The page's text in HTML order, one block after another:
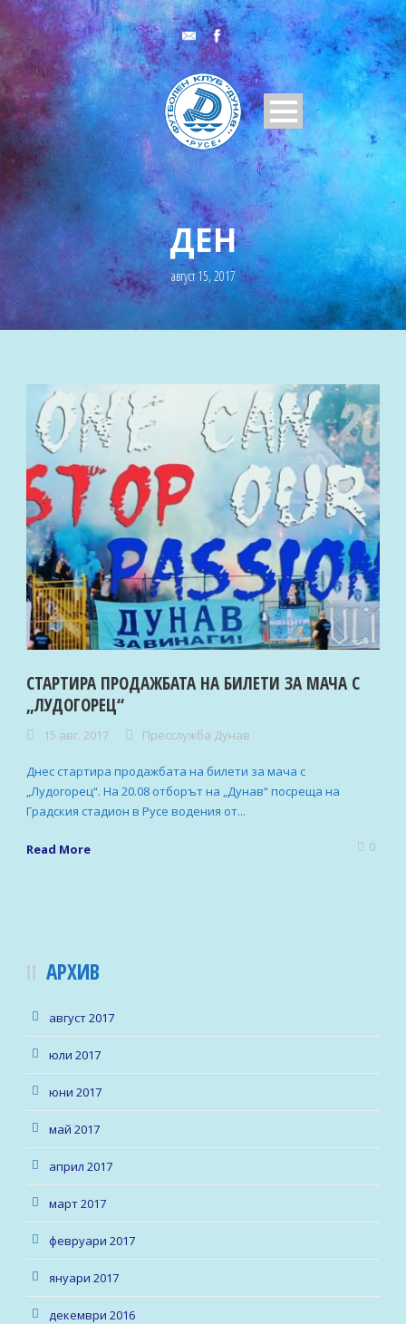
ДЕН
август 15, 2017
СТАРТИРА ПРОДАЖБАТА НА БИЛЕТИ ЗА МАЧА С
„ЛУДОГОРЕЦ“
15 авг. 2017 Пресслужба Дунав
Днес стартира продажбата на билети за мача с
„Лудогорец“. На 20.08 отборът на „Дунав“ посреща на
Градския стадион в Русе водения от...
Read More 0
АРХИВ
август 2017
юли 2017
юни 2017
май 2017
април 2017
март 2017
февруари 2017
януари 2017
декември 2016